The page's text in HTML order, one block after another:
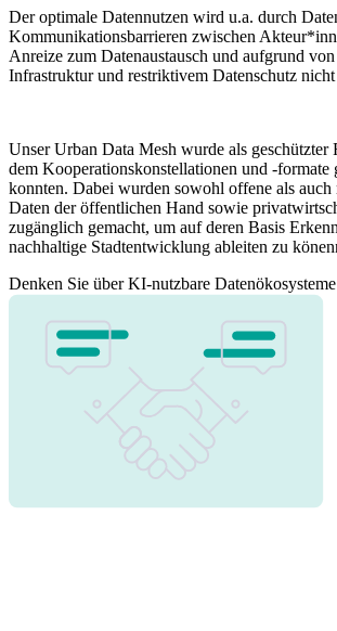
Der optimale Datennutzen wird u.a. durch
Kommunikationsbarrieren zwischen
Anreize zum Datenaustausch und aufgrund
Infrastruktur und restriktivem Datenschutz
Unser Urban Data Mesh wurde als geschützter
dem Kooperationskonstellationen und -formate
konnten. Dabei wurden sowohl offene als
Daten der öffentlichen Hand sowie
zugänglich gemacht, um auf deren Basis
nachhaltige Stadtentwicklung ableiten zu
Denken Sie über KI-nutzbare